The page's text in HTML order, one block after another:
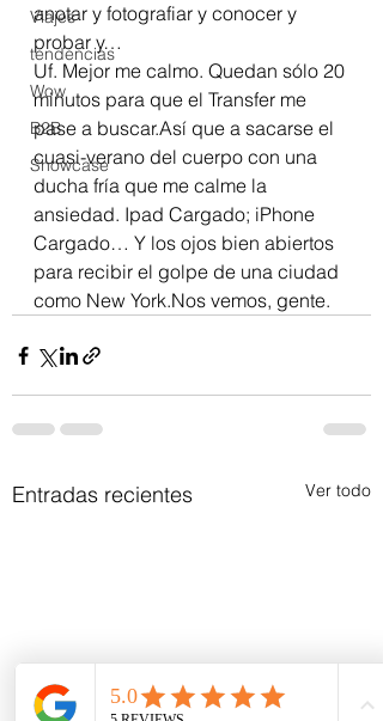
Viajes
tendencias
Wow
B2B
Showcase
anotar y fotografiar y conocer y
probar y…
Uf. Mejor me calmo. Quedan sólo 20
minutos para que el Transfer me
pase a buscar.Así que a sacarse el
cuasi-verano del cuerpo con una
ducha fría que me calme la
ansiedad. Ipad Cargado; iPhone
Cargado… Y los ojos bien abiertos
para recibir el golpe de una ciudad
como New York.Nos vemos, gente.
Entradas recientes Ver todo